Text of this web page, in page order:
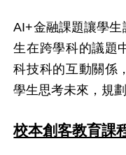
AI+金融課題讓學
生在跨學科的議題
科技科的互動關係
學生思考未來，規劃
校本創客教育課